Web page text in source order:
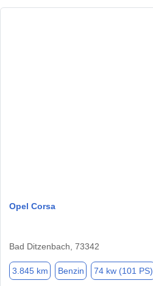
Opel Corsa
Bad Ditzenbach, 73342
3.845 km Benzin 74 kw (101 PS)